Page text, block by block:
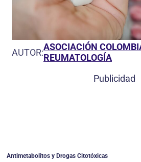
AUTOR:ASOCIACIÓN
REUMATOLOGÍA
Publicidad
Antimetabolitos y Drogas Citotóxicas